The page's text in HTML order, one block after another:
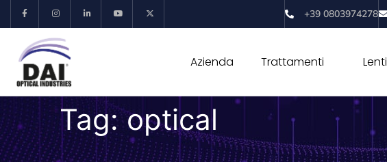
+39 0803974278
Azienda Trattamenti Lenti
Tag:optical